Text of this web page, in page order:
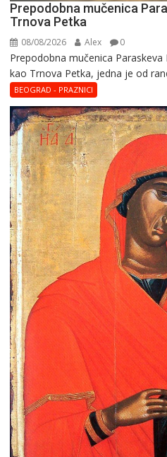
Prepodobna mučenica
Trnova Petka
08/08/2026 Alex 0
Prepodobna mučenica
kao Trnova Petka, jedna je od
BEOGRAD - PRAZNICI